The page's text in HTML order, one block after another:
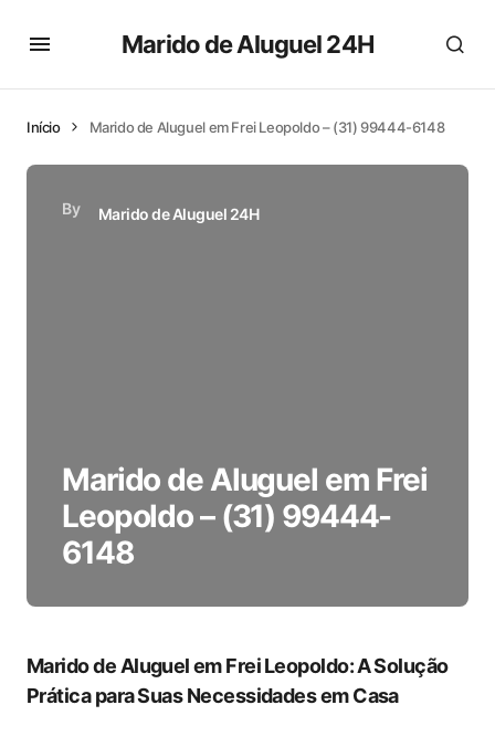
Marido de Aluguel 24H
Início Marido de Aluguel em Frei Leopoldo – (31) 99444-6148
By Marido de Aluguel 24H
Marido de Aluguel em Frei
Leopoldo – (31) 99444-
6148
Marido ​de Aluguel⁣ em Frei⁤ Leopoldo: ⁢A⁣ Solução ​
Prática para⁤ Suas Necessidades‌ em Casa